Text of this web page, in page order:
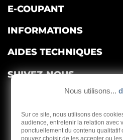
E-COUPANT
INFORMATIONS
AIDES TECHNIQUES
SUIVEZ-NOUS
Nous utilisons...
Sur ce site, nous utilisons des
audience, entretenir la relation avec
ponctuellement du contenu qualitatif
pouvez choisir de les accepter ou les